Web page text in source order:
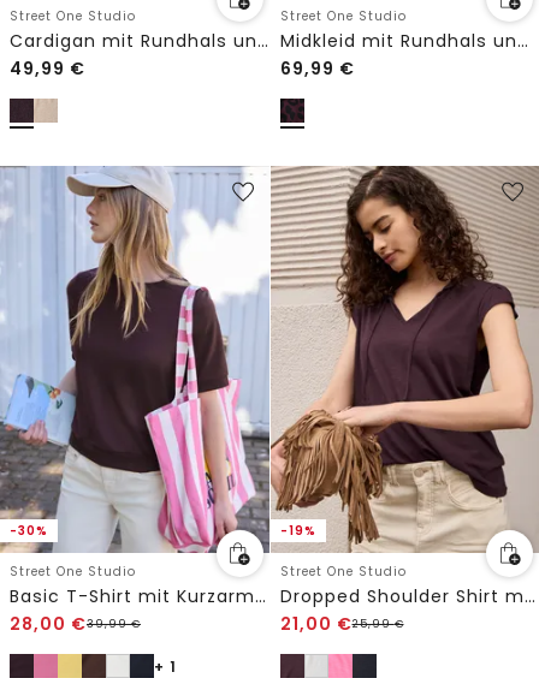
Street One Studio
Cardigan mit Rundhals und Knöpfen
49,99 €
Street One Studio
Midkleid mit Rundhals und Leo-Muster
69,99 €
-30%
Street One Studio
Basic T-Shirt mit Kurzarm und Rundhals
28,00 €39,99€
+ 1
-19%
Street One Studio
Dropped Shoulder Shirt mit Split Neck
21,00 €25,99€